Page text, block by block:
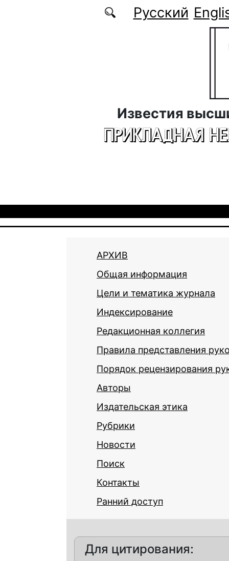
Перейти к основному содержаниюРусский
Известия
ПРИКЛАДНАЯ
АРХИВ
Общая информация
Цели и тематика журнала
Индексирование
Редакционная коллегия
Правила представления
Порядок рецензирования
Авторы
Издательская этика
Рубрики
Новости
Поиск
Контакты
Ранний доступ
Для цитирования: